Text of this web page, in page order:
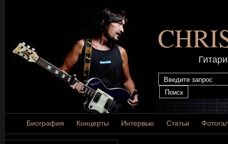
Биография Концерты Интервью Статьи